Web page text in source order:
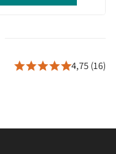
4,75 (16)